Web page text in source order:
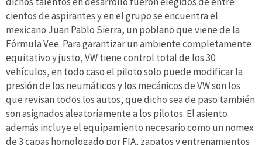
cientos de aspirantes y en el grupo se encuentra el
mexicano Juan Pablo Sierra, un poblano que viene de la
Fórmula Vee. Para garantizar un ambiente completamente
equitativo y justo, VW tiene control total de los 30
vehículos, en todo caso el piloto solo puede modificar la
presión de los neumáticos y los mecánicos de VW son los
que revisan todos los autos, que dicho sea de paso también
son asignados aleatoriamente a los pilotos. El asiento
además incluye el equipamiento necesario como un nomex
de 3 capas homologado por FIA, zapatos y entrenamientos